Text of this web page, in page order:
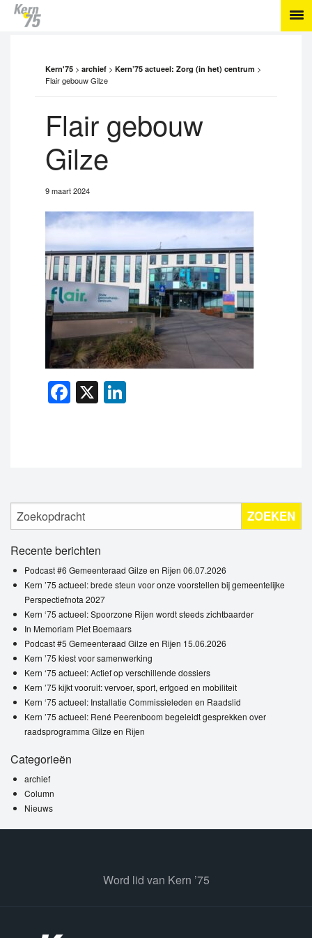
Kern'75 > archief > Kern’75 actueel: Zorg (in het) centrum >
Flair gebouw Gilze
Flair gebouw
Gilze
9 maart 2024
Facebook
X
ZOEKEN
Recente berichten
Podcast #6 Gemeenteraad Gilze en Rijen 06.07.2026
Kern ’75 actueel: brede steun voor onze voorstellen bij gemeentelijke
Perspectiefnota 2027
Kern ‘75 actueel: Spoorzone Rijen wordt steeds zichtbaarder
In Memoriam Piet Boemaars
Podcast #5 Gemeenteraad Gilze en Rijen 15.06.2026
Kern ’75 kiest voor samenwerking
Kern ‘75 actueel: Actief op verschillende dossiers
Kern ’75 kijkt vooruit: vervoer, sport, erfgoed en mobiliteit
Kern ‘75 actueel: Installatie Commissieleden en Raadslid
Kern ’75 actueel: René Peerenboom begeleidt gesprekken over
raadsprogramma Gilze en Rijen
Categorieën
archief
Column
Nieuws
Word lid van Kern ’75